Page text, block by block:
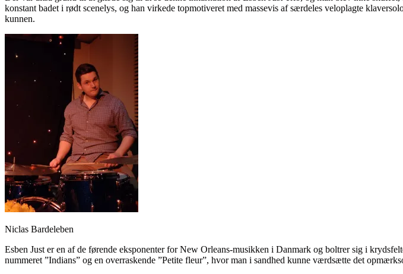
konstant badet i rødt scenelys, og han virkede topmotiveret med massevis af særdeles veloplagte
kunnen.
Niclas Bardeleben
Esben Just er en af de førende eksponenter for New Orleans-musikken i Danmark og boltrer sig i
nummeret ”Indians” og en overraskende ”Petite fleur”, hvor man i sandhed kunne værdsætte det